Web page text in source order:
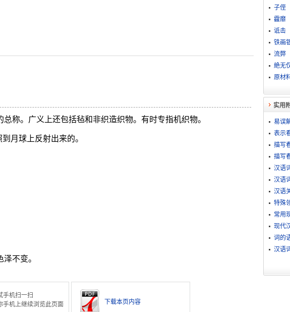
称。广义上还包括毡和非织造织物。有时专指机织物。
月球上反射出来的。
不变。
手机扫一扫
手机上继续浏览此页面
下载本页内容
子侄
靃靡
诋击
铁画
流弊
絶无
原材
实用
易误
表示
描写
描写
汉语
汉语
汉语
特殊
常用
现代
词的
汉语